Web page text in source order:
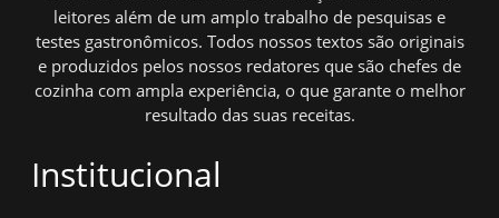
leitores além de um amplo trabalho de pesquisas e
testes gastronômicos. Todos nossos textos são originais
e produzidos pelos nossos redatores que são chefes de
cozinha com ampla experiência, o que garante o melhor
resultado das suas receitas.
Institucional